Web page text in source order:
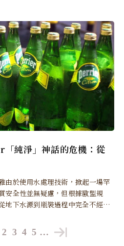
純淨」神話的危機：從
由於使用水處理技術，掀起一場罕
安全性並無疑慮，但根據歐盟規
地下水源到瓶裝過程中完全不經改
2 3 4 5 …